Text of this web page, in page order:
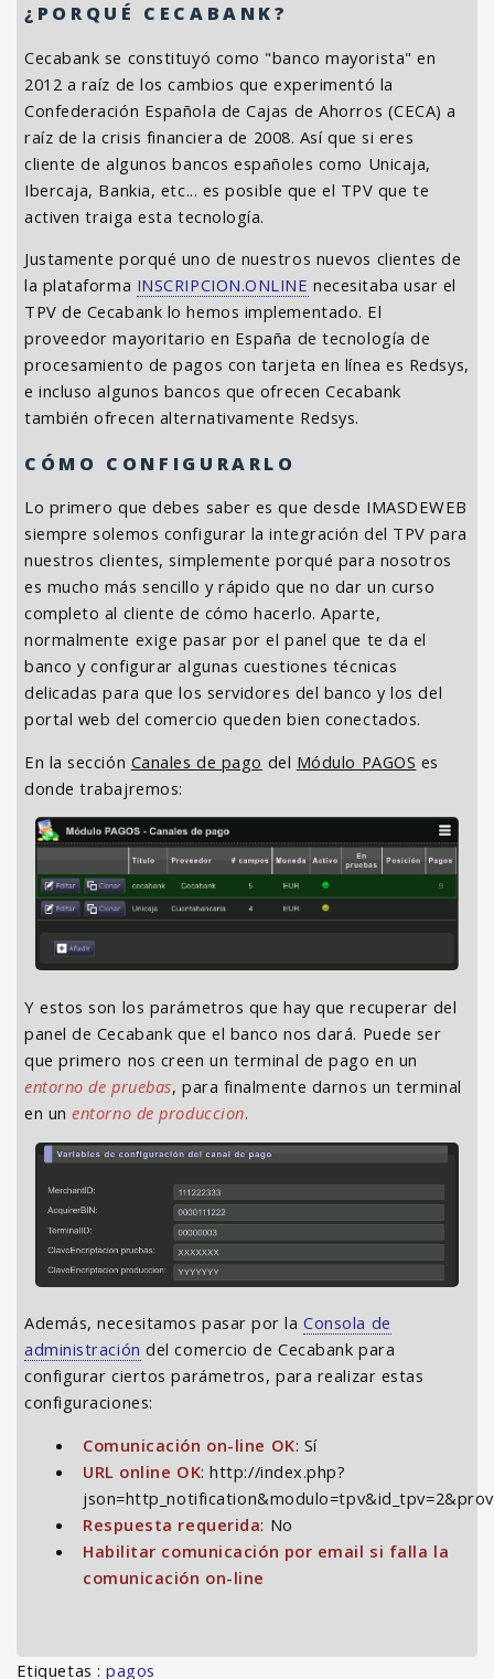
¿PORQUÉ CECABANK?
Cecabank se constituyó como "banco mayorista" en
2012 a raíz de los cambios que experimentó la
Confederación Española de Cajas de Ahorros (CECA) a
raíz de la crisis financiera de 2008. Así que si eres
cliente de algunos bancos españoles como Unicaja,
Ibercaja, Bankia, etc... es posible que el TPV que te
activen traiga esta tecnología.
Justamente porqué uno de nuestros nuevos clientes de
la plataforma INSCRIPCION.ONLINE necesitaba usar el
TPV de Cecabank lo hemos implementado. El
proveedor mayoritario en España de tecnología de
procesamiento de pagos con tarjeta en línea es Redsys,
e incluso algunos bancos que ofrecen Cecabank
también ofrecen alternativamente Redsys.
CÓMO CONFIGURARLO
Lo primero que debes saber es que desde IMASDEWEB
siempre solemos configurar la integración del TPV para
nuestros clientes, simplemente porqué para nosotros
es mucho más sencillo y rápido que no dar un curso
completo al cliente de cómo hacerlo. Aparte,
normalmente exige pasar por el panel que te da el
banco y configurar algunas cuestiones técnicas
delicadas para que los servidores del banco y los del
portal web del comercio queden bien conectados.
En la sección Canales de pago del Módulo PAGOS es
donde trabajremos:
Y estos son los parámetros que hay que recuperar del
panel de Cecabank que el banco nos dará. Puede ser
que primero nos creen un terminal de pago en un
entorno de pruebas, para finalmente darnos un terminal
en unentorno de produccion.
Además, necesitamos pasar por laConsola de
administración del comercio de Cecabank para
configurar ciertos parámetros, para realizar estas
configuraciones:
Comunicación on-line OK: Sí
URL online OK: http://index.php?
Respuesta requerida: No
Habilitar comunicación por email si falla la
comunicación on-line
Etiquetas :pagos